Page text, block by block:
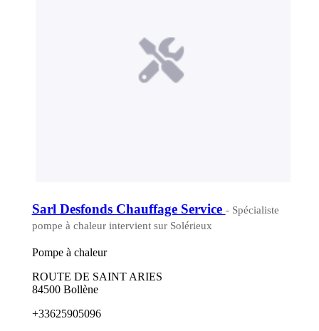
Sarl Desfonds Chauffage Service - Spécialiste
pompe à chaleur intervient sur Solérieux
Pompe à chaleur
ROUTE DE SAINT ARIES
84500 Bollène
+33625905096